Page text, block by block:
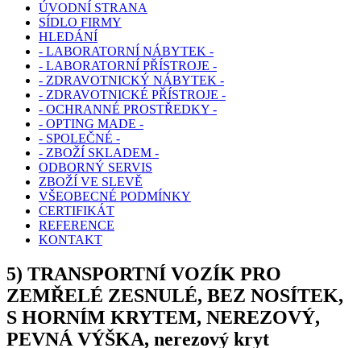
ÚVODNÍ STRANA
SÍDLO FIRMY
HLEDÁNÍ
- LABORATORNÍ NÁBYTEK -
- LABORATORNÍ PŘÍSTROJE -
- ZDRAVOTNICKÝ NÁBYTEK -
- ZDRAVOTNICKÉ PŘÍSTROJE -
- OCHRANNÉ PROSTŘEDKY -
- OPTING MADE -
- SPOLEČNÉ -
- ZBOŽÍ SKLADEM -
ODBORNÝ SERVIS
ZBOŽÍ VE SLEVĚ
VŠEOBECNÉ PODMÍNKY
CERTIFIKÁT
REFERENCE
KONTAKT
5) TRANSPORTNÍ VOZÍK PRO
ZEMŘELÉ ZESNULÉ, BEZ NOSÍTEK,
S HORNÍM KRYTEM, NEREZOVÝ,
PEVNÁ VÝŠKA, nerezový kryt